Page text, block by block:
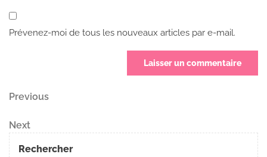
Prévenez-moi de tous les nouveaux articles par e-mail.
Navigation
de
l’article
Previous
Previous
Next
Post
Next
Rechercher